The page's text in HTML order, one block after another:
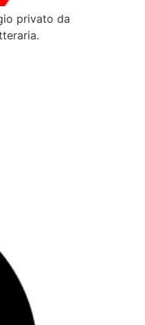
privato da